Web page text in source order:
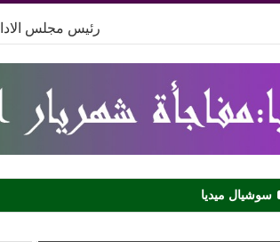
رئيس مجلس
سوشيال ميديا